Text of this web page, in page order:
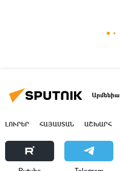
Արմենիա
ԼՈՒՐԵՐ ՀԱՅԱՍՏԱՆ ԱՇԽԱՐՀ